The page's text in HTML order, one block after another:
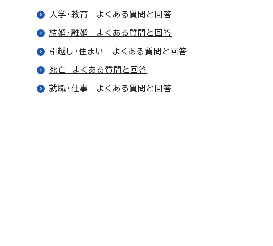
入学・教育 よくある質問と回答
結婚・離婚 よくある質問と回答
引越し・住まい よくある質問と回答
死亡 よくある質問と回答
就職・仕事 よくある質問と回答